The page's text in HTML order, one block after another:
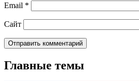
Email *
Сайт
Главные темы